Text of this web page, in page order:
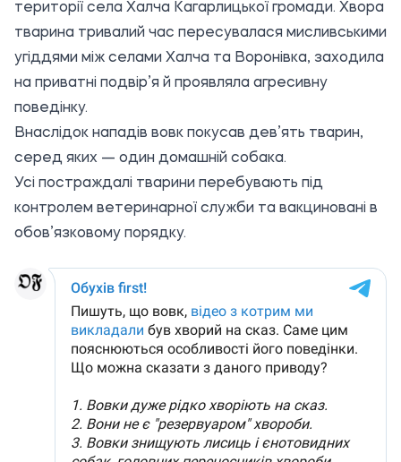
території села Халча Кагарлицької громади. Хвора
тварина тривалий час пересувалася мисливськими
угіддями між селами Халча та Воронівка, заходила
на приватні подвір’я й проявляла агресивну
поведінку.
Внаслідок нападів вовк покусав дев’ять тварин,
серед яких — один домашній собака.
Усі постраждалі тварини перебувають під
контролем ветеринарної служби та вакциновані в
обов’язковому порядку.